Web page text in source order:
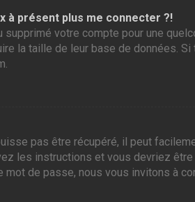
à présent plus me connecter ?!
votre compte pour une
la taille de leur base de données.
pas être récupéré, il peut
les instructions et vous devriez
de passe, nous vous invitons à